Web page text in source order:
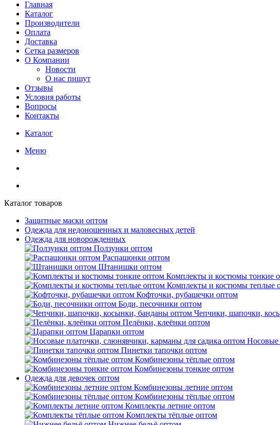
Главная
Каталог
Производители
Оплата
Доставка
Сетка размеров
О Компании
Новости
О нас пишут
Отзывы
Условия работы
Вопросы
Контакты
Каталог
Меню
Каталог товаров
Защитные маски оптом
Одежда для недоношенных и маловесных детей
Одежда для новорожденных
Ползунки оптом
Распашонки оптом
Штанишки оптом
Комплекты и костюмы тонкие
Комплекты и костюмы теплые
Кофточки, рубашечки оптом
Боди, песочники оптом
Чепчики, шапочки,
Пелёнки, клеёнки оптом
Царапки оптом
Носовые
Пинетки тапочки оптом
Комбинезоны тёплые оптом
Комбинезоны тонкие оптом
Одежда для девочек оптом
Комбинезоны летние оптом
Комбинезоны тёплые оптом
Комплекты летние оптом
Комплекты тёплые оптом